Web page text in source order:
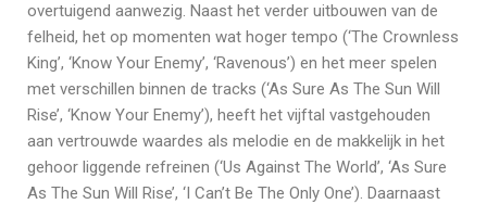
overtuigend aanwezig. Naast het verder uitbouwen van de
felheid, het op momenten wat hoger tempo (‘The Crownless
King’, ‘Know Your Enemy’, ‘Ravenous’) en het meer spelen
met verschillen binnen de tracks (‘As Sure As The Sun Will
Rise’, ‘Know Your Enemy’), heeft het vijftal vastgehouden
aan vertrouwde waardes als melodie en de makkelijk in het
gehoor liggende refreinen (‘Us Against The World’, ‘As Sure
As The Sun Will Rise’, ‘I Can’t Be The Only One’). Daarnaast